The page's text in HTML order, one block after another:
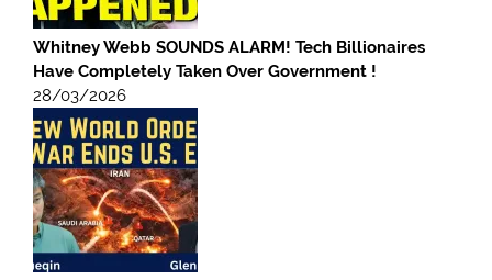
Whitney Webb SOUNDS ALARM! Tech Billionaires
Have Completely Taken Over Government !
28/03/2026